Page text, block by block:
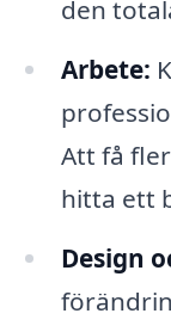
den
Arbete:
Att få
hitta ett
Design